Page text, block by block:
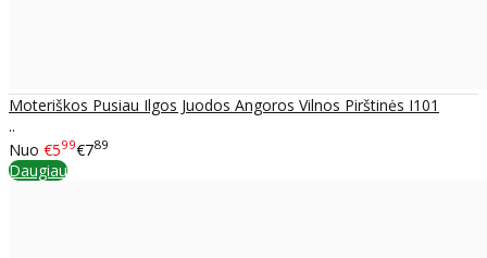
Moteriškos Pusiau Ilgos Juodos Angoros Vilnos Pirštinės I101
..
Nuo €599€789
Daugiau